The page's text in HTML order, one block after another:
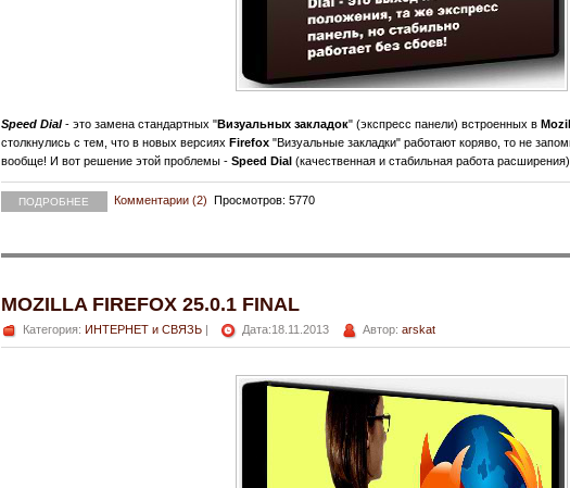
Speed Dial- это замена стандартных "Визуальных закладок" (экспресс панели) встроенных в
столкнулись с тем, что в новых версиях Firefox"Визуальные закладки" работают коряво, то не
вообще! И вот решение этой проблемы - Speed Dial(качественная и стабильная работа
ПОДРОБНЕЕ Комментарии (2) Просмотров: 5770
MOZILLA FIREFOX 25.0.1 FINAL
Категория: ИНТЕРНЕТ и СВЯЗЬ| Дата:18.11.2013 Автор: arskat